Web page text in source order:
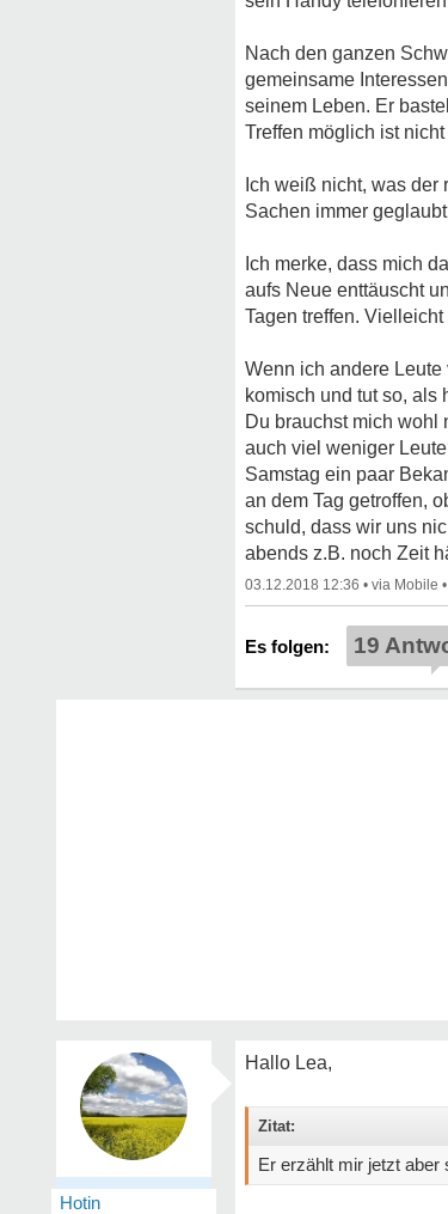
Nach den ganzen
gemeinsame
seinem Leben. Er
Treffen möglich ist
Ich weiß nicht, was
Sachen immer
Ich merke, dass mich
aufs Neue enttäuscht
Tagen treffen.
Wenn ich andere
komisch und tut so, als
Du brauchst mich wohl
auch viel weniger
Samstag ein paar
an dem Tag getroffen,
schuld, dass wir uns
abends z.B. noch Zeit
03.12.2018 12:36 • •
19
Hotin
Hallo Lea,
Zitat:
Er erzählt mir jetzt aber